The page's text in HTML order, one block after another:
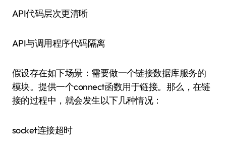
API代码层次更清晰
API与调用程序代码隔离
假设存在如下场景：需要做一个链接数据库服务的
模块。提供一个connect函数用于链接。那么，在链
接的过程中，就会发生以下几种情况：
socket连接超时